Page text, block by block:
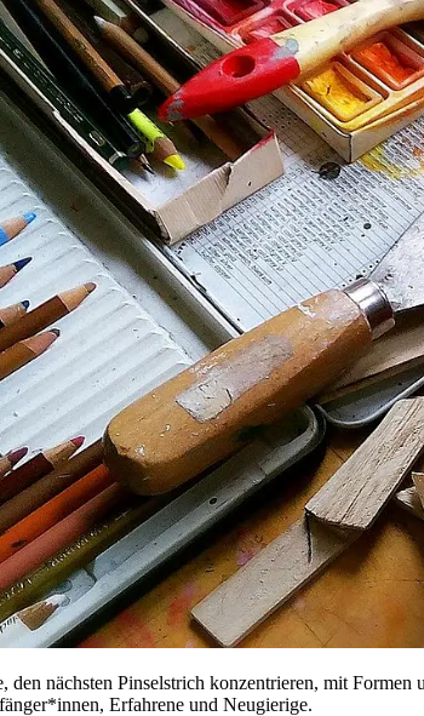
den nächsten Pinselstrich konzentrieren, mit
Erfahrene und Neugierige.